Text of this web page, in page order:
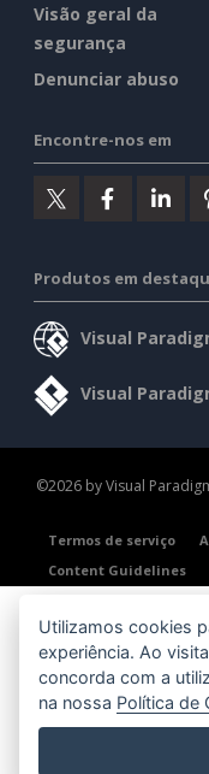
Visão geral da
segurança
Denunciar abuso
Encontre-nos em
Produtos em
Visual
Visual
©2026 by Visual
Termos de serviço
Content Guidelines
Utilizamos cookies
experiência. Ao
concorda com a
na nossa Política de